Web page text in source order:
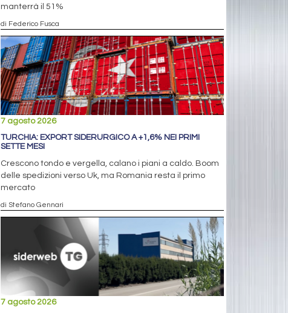
manterrà il 51%
di Federico Fusca
7 agosto 2026
TURCHIA: EXPORT SIDERURGICO A +1,6% NEI PRIMI
SETTE MESI
Crescono tondo e vergella, calano i piani a caldo. Boom
delle spedizioni verso Uk, ma Romania resta il primo
mercato
di Stefano Gennari
7 agosto 2026